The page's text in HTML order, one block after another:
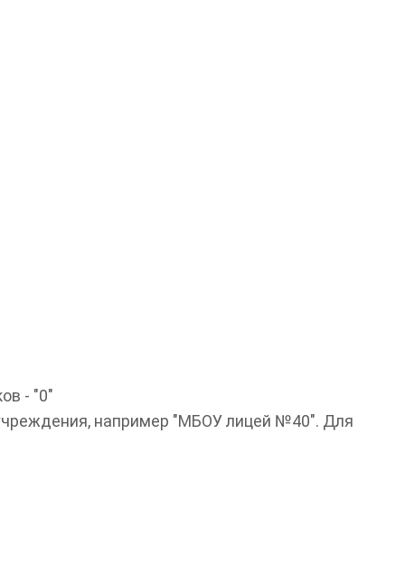
- "0"
например "МБОУ лицей №40". Для